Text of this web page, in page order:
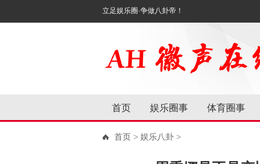
立足娱乐圈·争做八卦帝！
首页 娱乐圈事 体育圈事
首页 > 娱乐八卦 >